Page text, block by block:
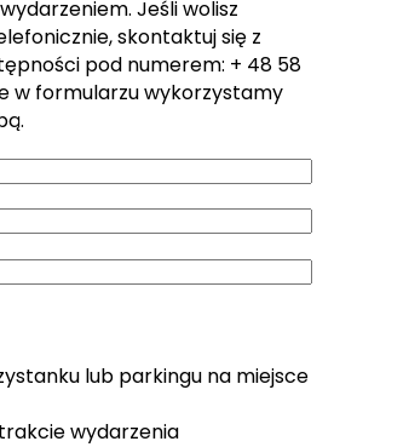
Jeśli wolisz
skontaktuj się z
pod numerem: + 48 58
w formularzu wykorzystamy
lub parkingu na miejsce
wydarzenia